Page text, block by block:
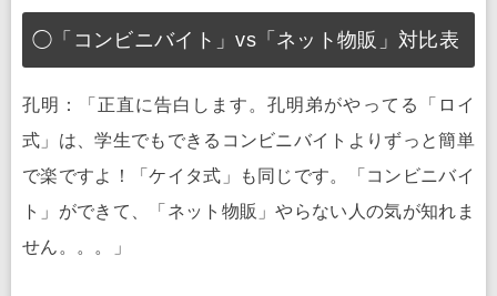
◯「コンビニバイト」vs「ネット物販」対比表
孔明：「正直に告白します。孔明弟がやってる「ロイ
式」は、学生でもできるコンビニバイトよりずっと簡単
で楽ですよ！「ケイタ式」も同じです。「コンビニバイ
ト」ができて、「ネット物販」やらない人の気が知れま
せん。。。」